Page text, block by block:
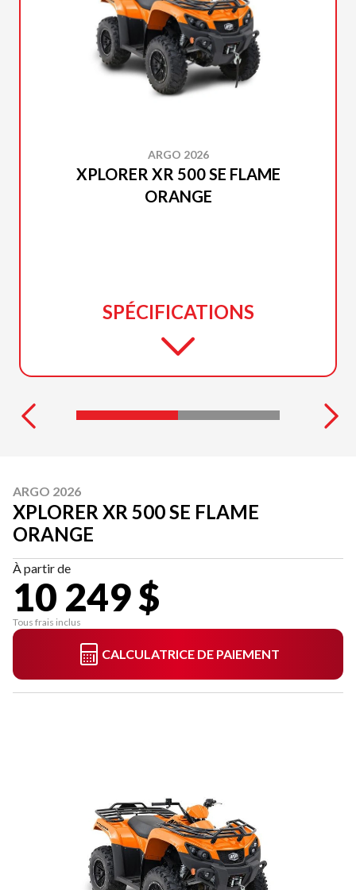
ARGO 2026
XPLORER XR 500 SE FLAME
ORANGE
SPÉCIFICATIONS
ARGO 2026
XPLORER XR 500 SE FLAME
ORANGE
À partir de
10 249 $
Tous frais inclus
CALCULATRICE DE PAIEMENT